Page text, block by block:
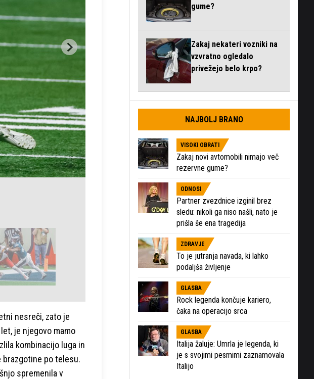
nesreči, zato je
je njegovo mamo
kombinacijo luga in
brazgotine po telesu.
spremenila v
gume?
Zakaj nekateri vozniki na
vzvratno ogledalo
privežejo belo krpo?
NAJBOLJ BRANO
VISOKI OBRATI
Zakaj novi avtomobili nimajo več
rezervne gume?
ODNOSI
Partner zvezdnice izginil brez
sledu: nikoli ga niso našli, nato je
prišla še ena tragedija
ZDRAVJE
To je jutranja navada, ki lahko
podaljša življenje
GLASBA
Rock legenda končuje kariero,
čaka na operacijo srca
GLASBA
Italija žaluje: Umrla je legenda, ki
je s svojimi pesmimi zaznamovala
Italijo